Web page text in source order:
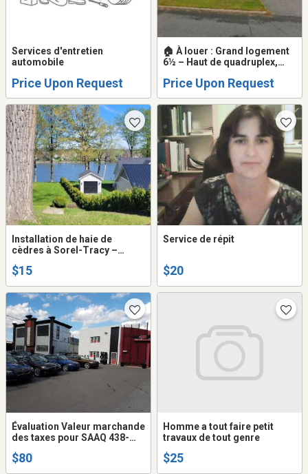
Services d'entretien
automobile
Price Upon Request
🏠 À louer : Grand logement
6½ – Haut de quadruplex,
Price Upon Request
Installation de haie de
cèdres à Sorel-Tracy –
disponibles selon vos
$15
Service de répit
$20
Évaluation Valeur marchande
des taxes pour SAAQ 438-
$80
Homme a tout faire petit
travaux de tout genre
$25